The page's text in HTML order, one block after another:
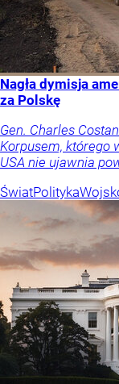
Nagła dymisja
za Polskę
Gen. Charles
Korpusem, którego
USA nie ujawnia
ŚwiatPolityka